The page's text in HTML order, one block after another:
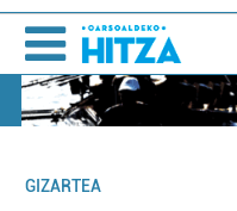
GIZARTEA